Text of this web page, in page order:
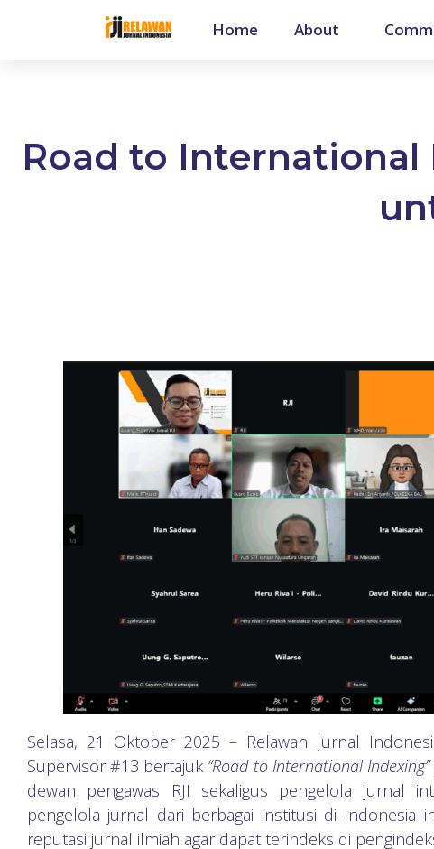
Home About
Road to International
Selasa, 21 Oktober 2025 – Relawan Jurnal
Supervisor #13 bertajuk “Road to International Indexing”
dewan pengawas RJI sekaligus pengelola jurnal
pengelola jurnal dari berbagai institusi di Indonesia
reputasi jurnal ilmiah agar dapat terindeks di